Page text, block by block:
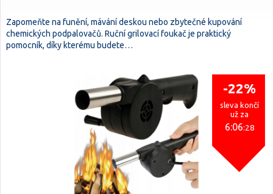
Zapomeňte na funění, mávání deskou nebo zbytečné kupování
chemických podpalovačů. Ruční grilovací foukač je praktický
pomocník, díky kterému budete…
-22%
sleva končí
už za
6:06:28